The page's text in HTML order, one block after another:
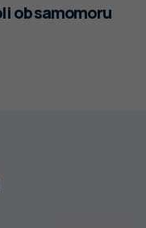
ob samomoru